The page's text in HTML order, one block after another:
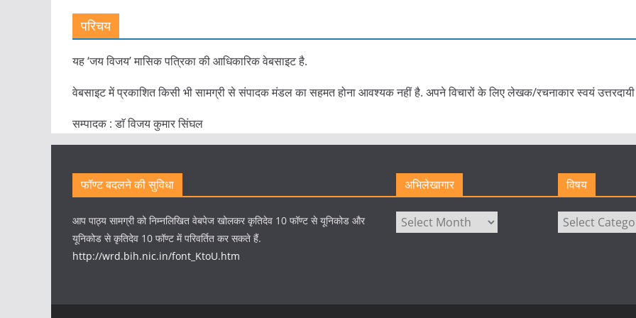
परिचय
यह ‘जय विजय’ मासिक पत्रिका की आधिकारिक वेबसाइट है.
वेबसाइट में प्रकाशित किसी भी सामग्री से संपादक मंडल का सहमत होना आवश्यक नहीं है. अपने विचारों के लिए लेखक/रचनाकार स्वयं
सम्पादक : डाॅ विजय कुमार सिंघल
फॉण्ट बदलने की सुविधा
आप पाठ्य सामग्री को निम्नलिखित वेबपेज खोलकर कृतिदेव 10 फॉण्ट से यूनिकोड और
यूनिकोड से कृतिदेव 10 फॉण्ट में परिवर्तित कर सकते हैं.
http://wrd.bih.nic.in/font_KtoU.htm
अभिलेखागार
अभिलेखागार
विषय
विषय